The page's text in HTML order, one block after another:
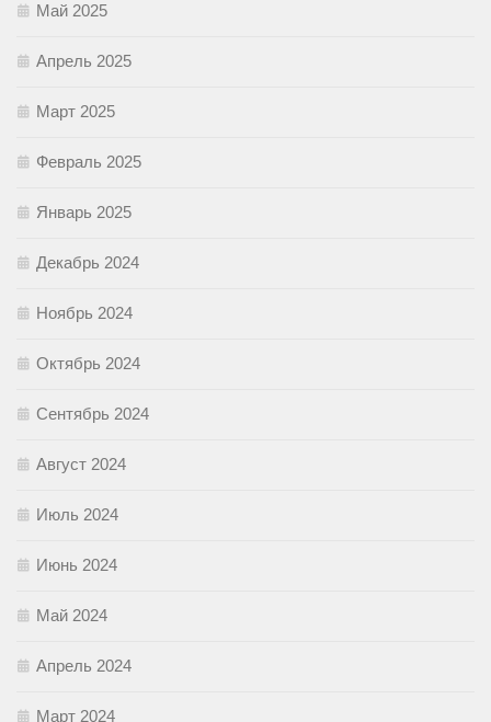
Май 2025
Апрель 2025
Март 2025
Февраль 2025
Январь 2025
Декабрь 2024
Ноябрь 2024
Октябрь 2024
Сентябрь 2024
Август 2024
Июль 2024
Июнь 2024
Май 2024
Апрель 2024
Март 2024